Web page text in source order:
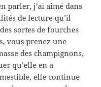
parler, j’ai aimé dans
de lecture qu’il
sortes de fourches
vous prenez une
des champignons,
qu’elle en a
elle continue